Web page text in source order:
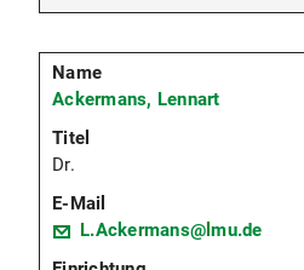
Ackermans, Lennart
Dr.
L.Ackermans@lmu.de